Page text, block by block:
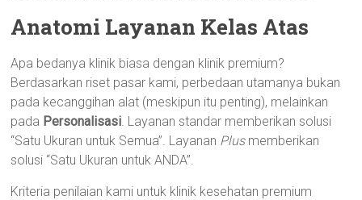
Anatomi Layanan Kelas Atas
Apa bedanya klinik biasa dengan klinik premium?
Berdasarkan riset pasar kami, perbedaan utamanya bukan
pada kecanggihan alat (meskipun itu penting), melainkan
pada Personalisasi . Layanan standar memberikan solusi
“Satu Ukuran untuk Semua”. Layanan Plusmemberikan
solusi “Satu Ukuran untuk ANDA”.
Kriteria penilaian kami untuk klinik kesehatan premium